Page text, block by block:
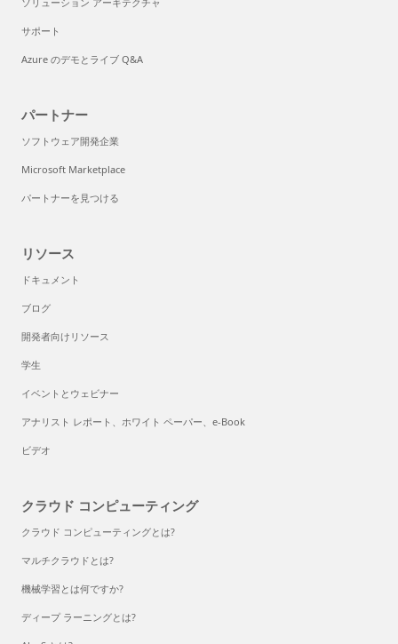
サポート
Azure のデモとライブ Q&A
パートナー
ソフトウェア開発企業
Microsoft Marketplace
パートナーを見つける
リソース
ドキュメント
ブログ
開発者向けリソース
学生
イベントとウェビナー
アナリスト レポート、ホワイト ペーパー、e-Book
ビデオ
クラウド コンピューティング
クラウド コンピューティングとは?
マルチクラウドとは?
機械学習とは何ですか?
ディープ ラーニングとは?